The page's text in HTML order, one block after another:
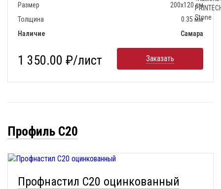
Размер
200х120 см
Толщина
0.35 мм
Наличие
Самара
1 350.00 ₽/лист Заказать
Профиль С20
Профнастил С20 оцинкованный